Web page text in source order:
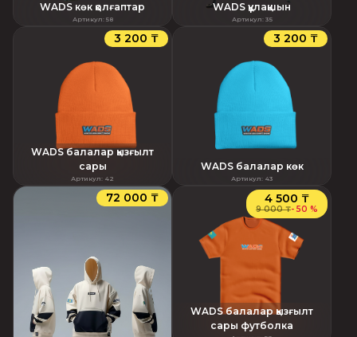
WADS көк қолғаптар
Артикул: 58
WADS құлақшын
Артикул: 35
3 200 ₸
WADS балалар қызғылт
сары
Артикул: 42
3 200 ₸
WADS балалар көк
Артикул: 43
72 000 ₸ 4 500 ₸
9 000 ₸- 50 %
WADS балалар қызғылт
сары футболка